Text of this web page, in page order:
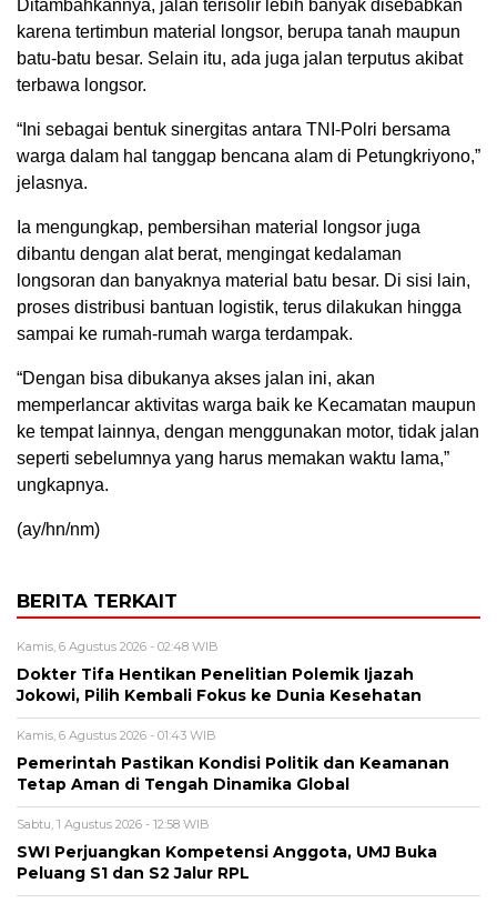
Ditambahkannya, jalan terisolir lebih banyak disebabkan
karena tertimbun material longsor, berupa tanah maupun
batu-batu besar. Selain itu, ada juga jalan terputus akibat
terbawa longsor.
“Ini sebagai bentuk sinergitas antara TNI-Polri bersama
warga dalam hal tanggap bencana alam di Petungkriyono,”
jelasnya.
Ia mengungkap, pembersihan material longsor juga
dibantu dengan alat berat, mengingat kedalaman
longsoran dan banyaknya material batu besar. Di sisi lain,
proses distribusi bantuan logistik, terus dilakukan hingga
sampai ke rumah-rumah warga terdampak.
“Dengan bisa dibukanya akses jalan ini, akan
memperlancar aktivitas warga baik ke Kecamatan maupun
ke tempat lainnya, dengan menggunakan motor, tidak jalan
seperti sebelumnya yang harus memakan waktu lama,”
ungkapnya.
(ay/hn/nm)
BERITA TERKAIT
Kamis, 6 Agustus 2026 - 02:48 WIB
Dokter Tifa Hentikan Penelitian Polemik Ijazah
Jokowi, Pilih Kembali Fokus ke Dunia Kesehatan
Kamis, 6 Agustus 2026 - 01:43 WIB
Pemerintah Pastikan Kondisi Politik dan Keamanan
Tetap Aman di Tengah Dinamika Global
Sabtu, 1 Agustus 2026 - 12:58 WIB
SWI Perjuangkan Kompetensi Anggota, UMJ Buka
Peluang S1 dan S2 Jalur RPL